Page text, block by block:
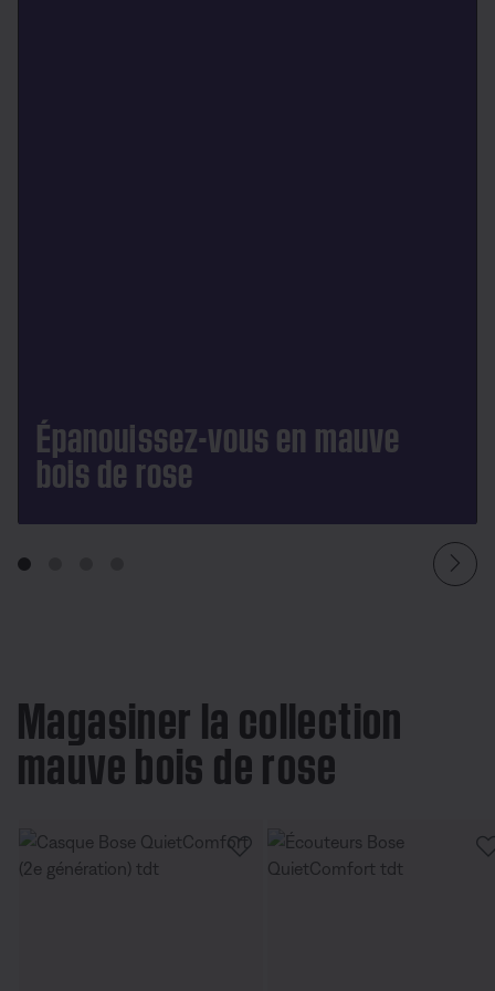
Épanouissez-vous en mauve
bois de rose
Magasiner la collection
mauve bois de rose